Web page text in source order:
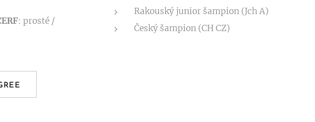
: prosté /
Rakouský junior šampion (Jch A)
Český šampion (CH CZ)